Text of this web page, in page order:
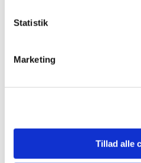
Statistik
Marketing
Tillad alle
2010 (7)
2008 (8)